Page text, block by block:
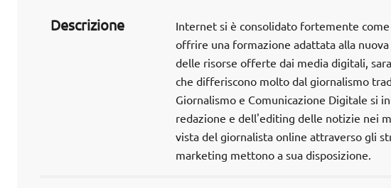
Descrizione
Internet si è consolidato fortemente
offrire una formazione adattata alla
delle risorse offerte dai media digitali,
che differiscono molto dal giornalismo
Giornalismo e Comunicazione Digitale si
redazione e dell'editing delle notizie nei
vista del giornalista online attraverso gli
marketing mettono a sua disposizione.